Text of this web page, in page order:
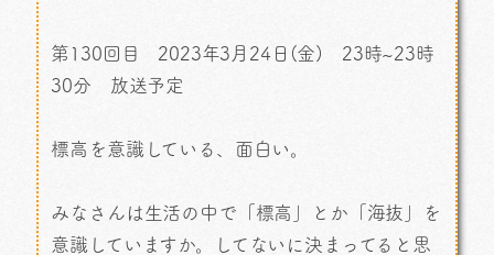
第130回目 2023年3月24日(金) 23時~23時
30分 放送予定
標高を意識している、面白い。
みなさんは生活の中で「標高」とか「海抜」を
意識していますか。してないに決まってると思